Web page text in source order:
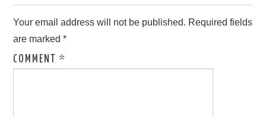
Your email address will not be published. Required fields
are marked*
COMMENT*